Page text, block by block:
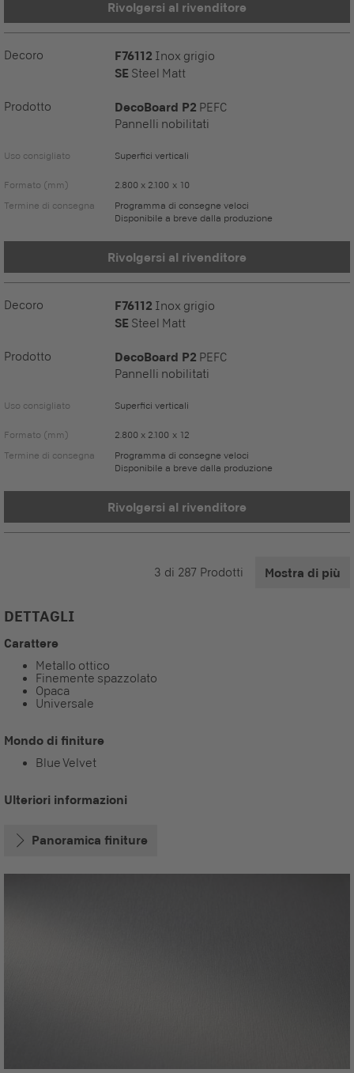
Rivolgersi al rivenditore
Decoro F76112 Inox grigio
SE Steel Matt
Prodotto DecoBoard P2 PEFC
Pannelli nobilitati
Uso consigliato Superfici verticali
Formato (mm)
2.800 x 2.100 x 10
Termine di consegna
Programma di consegne veloci
Disponibile a breve dalla produzione
Rivolgersi al rivenditore
Decoro F76112 Inox grigio
SE Steel Matt
Prodotto DecoBoard P2 PEFC
Pannelli nobilitati
Uso consigliato Superfici verticali
Formato (mm)
2.800 x 2.100 x 12
Termine di consegna
Programma di consegne veloci
Disponibile a breve dalla produzione
Rivolgersi al rivenditore
3 di 287 Prodotti Mostra di più
DETTAGLI
Carattere
Metallo ottico
Finemente spazzolato
Opaca
Universale
Mondo di finiture
Blue Velvet
Ulteriori informazioni
Panoramica finiture